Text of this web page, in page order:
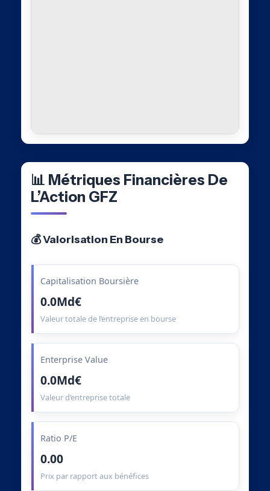
📊 Métriques Financières De
L’Action GFZ
💰 Valorisation En Bourse
Capitalisation Boursière
0.0Md€
Valeur totale de l’entreprise en bourse
Enterprise Value
0.0Md€
Valeur d’entreprise totale
Ratio P/E
0.00
Prix par rapport aux bénéfices